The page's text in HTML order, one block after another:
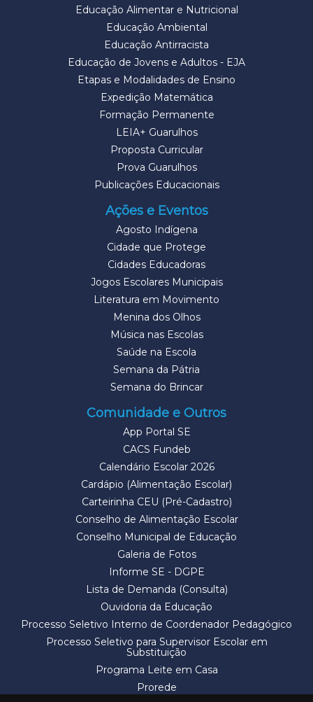
Educação Alimentar e Nutricional
Educação Ambiental
Educação Antirracista
Educação de Jovens e Adultos - EJA
Etapas e Modalidades de Ensino
Expedição Matemática
Formação Permanente
LEIA+ Guarulhos
Proposta Curricular
Prova Guarulhos
Publicações Educacionais
Ações e Eventos
Agosto Indígena
Cidade que Protege
Cidades Educadoras
Jogos Escolares Municipais
Literatura em Movimento
Menina dos Olhos
Música nas Escolas
Saúde na Escola
Semana da Pátria
Semana do Brincar
Comunidade e Outros
App Portal SE
CACS Fundeb
Calendário Escolar 2026
Cardápio (Alimentação Escolar)
Carteirinha CEU (Pré-Cadastro)
Conselho de Alimentação Escolar
Conselho Municipal de Educação
Galeria de Fotos
Informe SE - DGPE
Lista de Demanda (Consulta)
Ouvidoria da Educação
Processo Seletivo Interno de Coordenador Pedagógico
Processo Seletivo para Supervisor Escolar em
Substituição
Programa Leite em Casa
Prorede